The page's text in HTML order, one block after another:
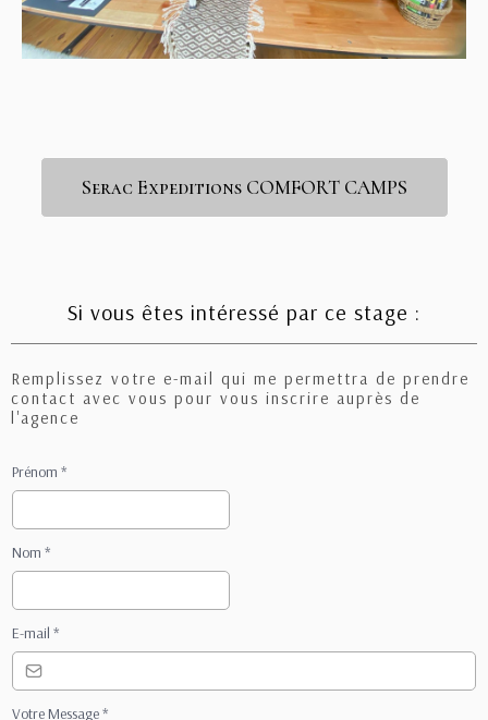
Serac Expeditions COMFORT CAMPS
Si vous êtes intéressé par ce stage :
Remplissez votre e-mail qui me permettra de prendre
contact avec vous pour vous inscrire auprès de
l'agence
Prénom *
Nom *
E-mail *
Votre Message*